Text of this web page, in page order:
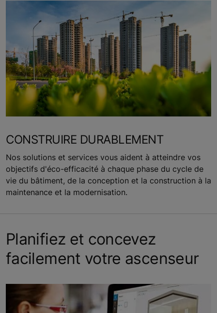
CONSTRUIRE DURABLEMENT
Nos solutions et services vous aident à atteindre vos
objectifs d'éco-efficacité à chaque phase du cycle de
vie du bâtiment, de la conception et la construction à la
maintenance et la modernisation.
Planifiez et concevez
facilement votre ascenseur